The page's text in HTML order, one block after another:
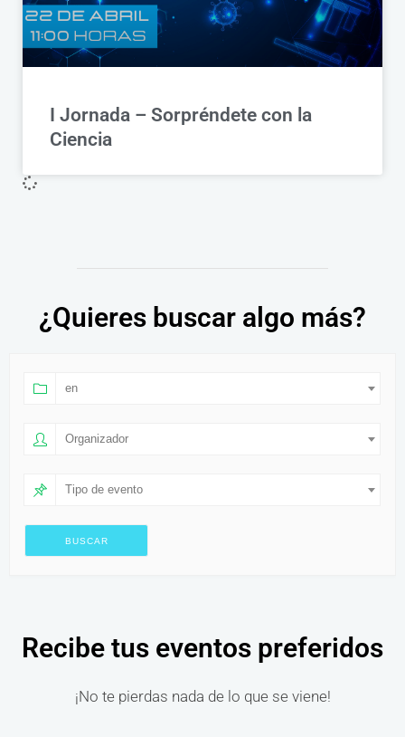
I Jornada – Sorpréndete con la
Ciencia
¿Quieres buscar algo más?
en
Organizador
Tipo de evento
Recibe tus eventos preferidos
¡No te pierdas nada de lo que se viene!